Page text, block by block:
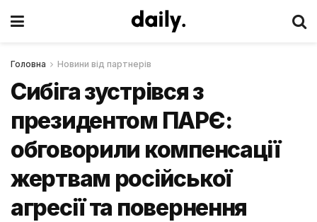
Головна Новини від партнерів
Сибіга зустрівся з
президентом ПАРЄ:
обговорили компенсації
жертвам російської
агресії та повернення